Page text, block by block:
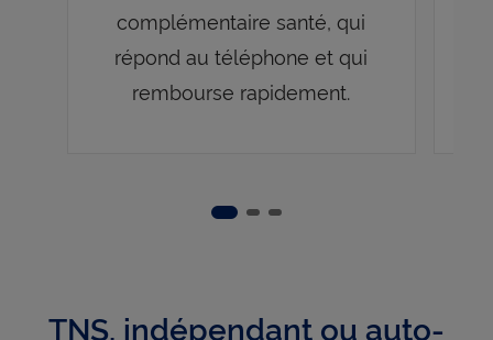
complémentaire santé, qui
répond au téléphone et qui
rembourse rapidement.
TNS, indépendant ou auto-